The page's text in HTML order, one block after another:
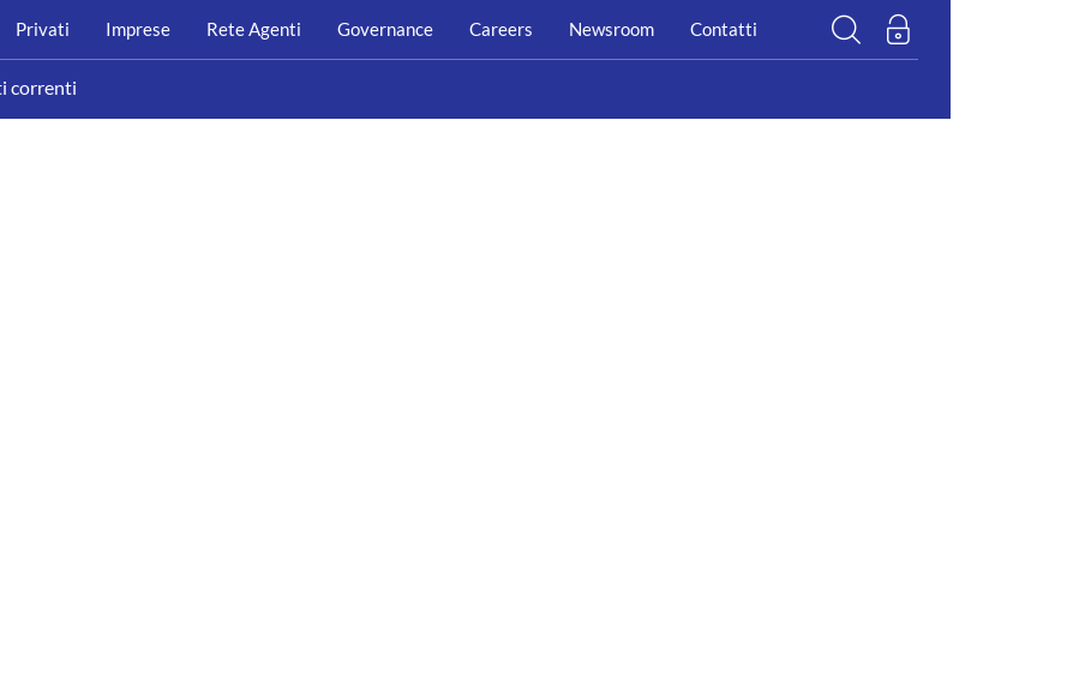
Privati Imprese Rete Agenti Governance Careers Newsroom Contatti
correnti